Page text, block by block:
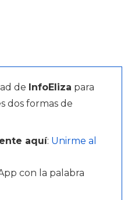
de InfoEliza para
dos formas de
aquí: Unirme al
con la palabra